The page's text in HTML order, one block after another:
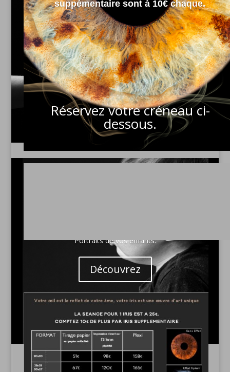
Portraits de Maternité
Portraits liés à la naissance.
Découvrez
Portraits de vos enfants.
Découvrez
suppémentaire sont à 10€ chaque.
Réservez votre créneau ci-
dessous.